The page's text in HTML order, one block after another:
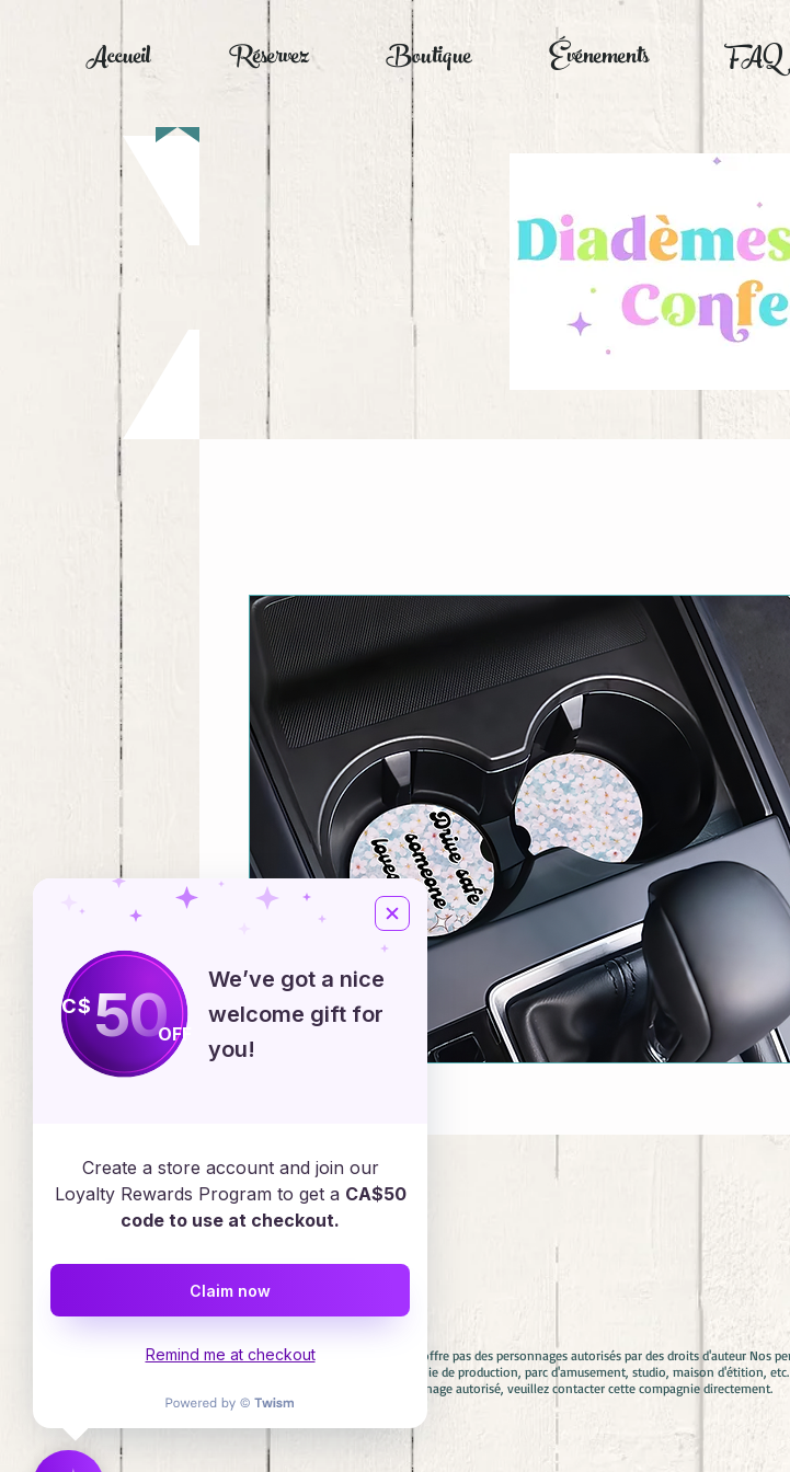
Accueil Réservez Boutique Événements FAQ
Emploi
Services en ligne
Avertissement : Diadèmes & Confettis n'offre pas des personnages autorisés par des droits d'auteur
aucun cas associés avec aucune compagnie de production, parc d'amusement, studio, maison d'étition,
involontaire. Si vous cherchez un personnage autorisé, veuillez contacter cette compagnie directement.
C$50OFF
We’ve got a nice
welcome gift for
you!
Create a store account and join our
Loyalty Rewards Program to get a CA$50
code to use at checkout.
Claim now
Remind me at checkout